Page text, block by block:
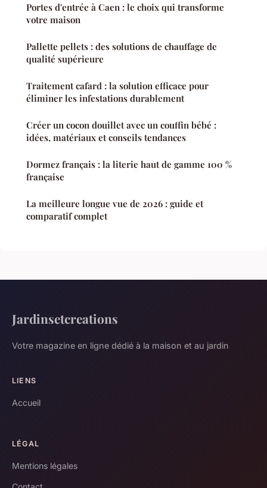
Portes d'entrée à Caen : le choix qui transforme
votre maison
Pallette pellets : des solutions de chauffage de
qualité supérieure
Traitement cafard : la solution efficace pour
éliminer les infestations durablement
Créer un cocon douillet avec un couffin bébé :
idées, matériaux et conseils tendances
Dormez français : la literie haut de gamme 100 %
française
La meilleure longue vue de 2026 : guide et
comparatif complet
Jardinsetcreations
Votre magazine en ligne dédié à la maison et au jardin
LIENS
Accueil
LÉGAL
Mentions légales